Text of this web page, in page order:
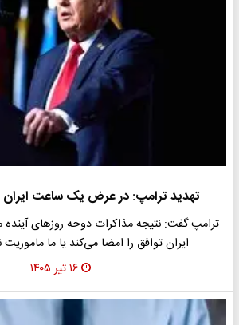
تهدید ترامپ: در عرض یک ساعت ایران
ترامپ گفت: نتیجه مذاکرات دوحه روزهای
ایران توافق را امضا می‌کند یا ما
۱۶ تیر ۱۴۰۵